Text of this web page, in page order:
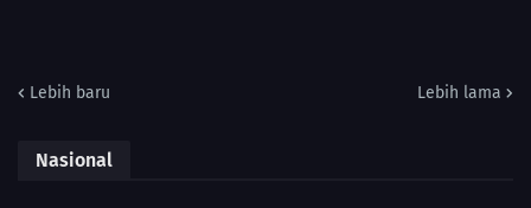
Lebih baru Lebih lama
Nasional